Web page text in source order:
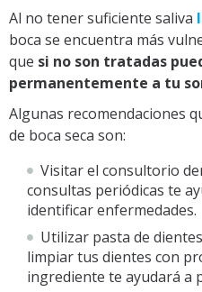
Al no tener suficiente saliva
boca se encuentra más
que si no son tratadas
permanentemente a tu
Algunas recomendaciones
de boca seca son:
Visitar el consultorio
consultas periódicas te
identificar enfermedades.
Utilizar pasta de
limpiar tus dientes con
ingrediente te ayudará a